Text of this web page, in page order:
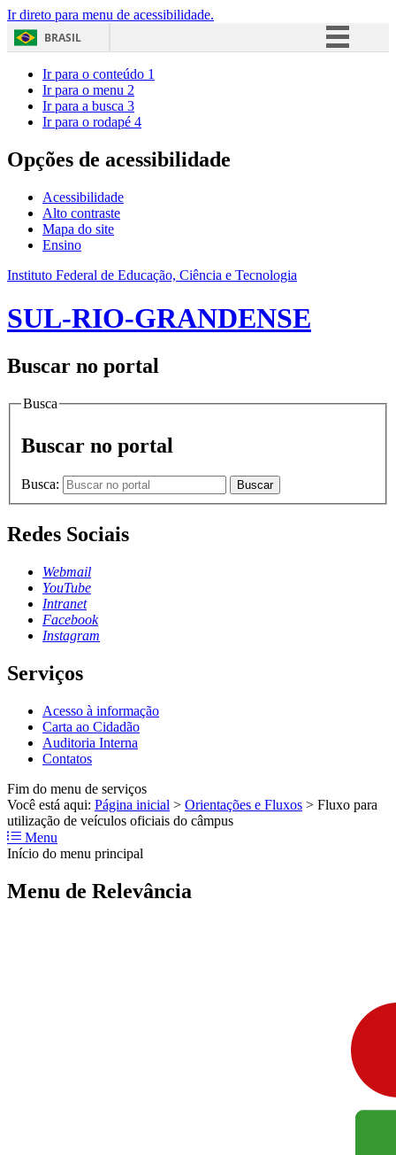
Ir direto para menu de acessibilidade.
BRASIL
Acesso à informação
Ir para o conteúdo 1
Ir para o menu 2
Ir para a busca 3
Ir para o rodapé 4
Opções de acessibilidade
Acessibilidade
Alto contraste
Mapa do site
Ensino
Instituto Federal de Educação, Ciência e Tecnologia
SUL-RIO-GRANDENSE
Buscar no portal
Busca
Buscar no portal
Busca: Buscar
Redes Sociais
Webmail
YouTube
Intranet
Facebook
Instagram
Serviços
Acesso à informação
Carta ao Cidadão
Auditoria Interna
Contatos
Fim do menu de serviços
Você está aqui: Página inicial > Orientações e Fluxos > Fluxo para
utilização de veículos oficiais do câmpus
Menu
Início do menu principal
Menu de Relevância